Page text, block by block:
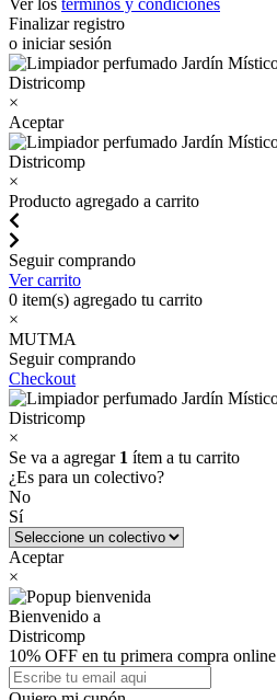
Ver los términos y condiciones
Finalizar registro
o iniciar sesión
×
Aceptar
×
Producto agregado a carrito
Seguir comprando
Ver carrito
0 item(s) agregado tu carrito
×
MUTMA
Seguir comprando
Checkout
×
Se va a agregar 1 ítem a tu carrito
¿Es para un colectivo?
No
Sí
Aceptar
×
Bienvenido a
Districomp
10% OFF en tu primera compra online